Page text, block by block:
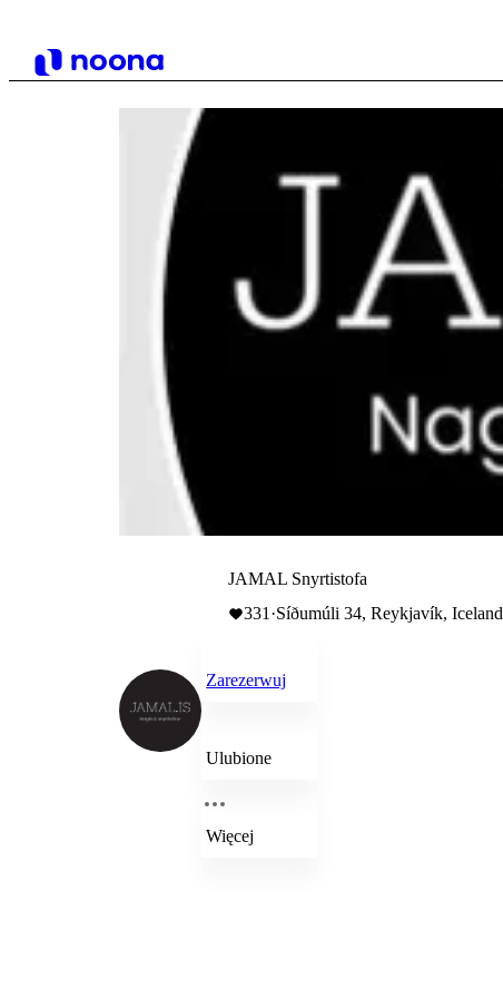
JAMAL Snyrtistofa
331 ·Síðumúli 34, Reykjavík, Iceland
Zarezerwuj
Ulubione
Więcej